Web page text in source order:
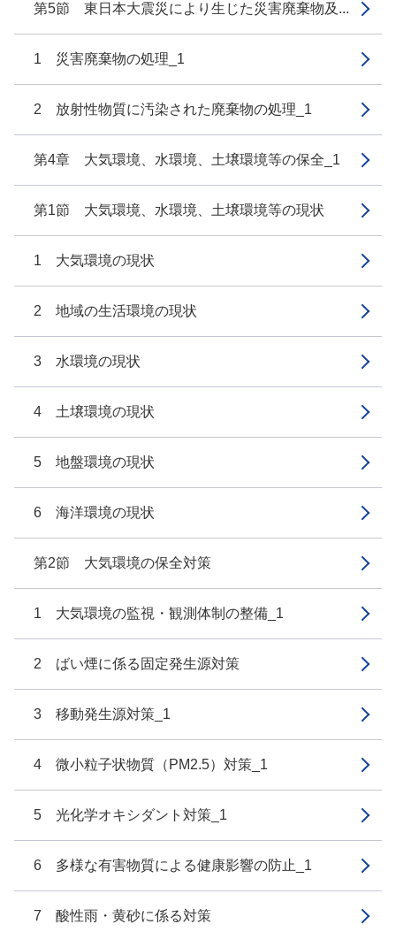
第5節 東日本大震災により生じた災害廃棄物及...
1 災害廃棄物の処理_1
2 放射性物質に汚染された廃棄物の処理_1
第4章 大気環境、水環境、土壌環境等の保全_1
第1節 大気環境、水環境、土壌環境等の現状
1 大気環境の現状
2 地域の生活環境の現状
3 水環境の現状
4 土壌環境の現状
5 地盤環境の現状
6 海洋環境の現状
第2節 大気環境の保全対策
1 大気環境の監視・観測体制の整備_1
2 ばい煙に係る固定発生源対策
3 移動発生源対策_1
4 微小粒子状物質（PM2.5）対策_1
5 光化学オキシダント対策_1
6 多様な有害物質による健康影響の防止_1
7 酸性雨・黄砂に係る対策